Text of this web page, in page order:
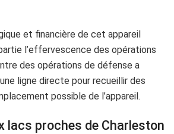
et financière de cet appareil
l’effervescence des opérations
des opérations de défense a
ligne directe pour recueillir des
possible de l’appareil.
lacs proches de Charleston